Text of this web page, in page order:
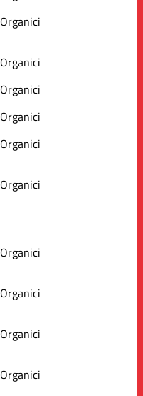
Organici
Organici
Organici
Organici
Organici
Organici
Organici
Organici
Organici
Organici